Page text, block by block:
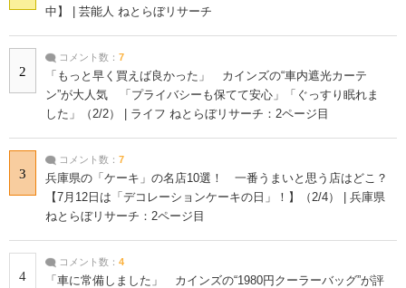
中】 | 芸能人 ねとらぼリサーチ
2
コメント数： 7
「もっと早く買えば良かった」 カインズの“車内遮光カーテ
ン”が大人気 「プライバシーも保てて安心」「ぐっすり眠れま
した」（2/2） | ライフ ねとらぼリサーチ：2ページ目
3
コメント数： 7
兵庫県の「ケーキ」の名店10選！ 一番うまいと思う店はどこ？
【7月12日は「デコレーションケーキの日」！】（2/4） | 兵庫県
ねとらぼリサーチ：2ページ目
4
コメント数： 4
「車に常備しました」 カインズの“1980円クーラーバッグ”が評